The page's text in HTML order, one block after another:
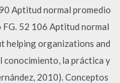
Aptitud normal promedio
52 106 Aptitud normal
helping organizations and
la práctica y
2010). Conceptos